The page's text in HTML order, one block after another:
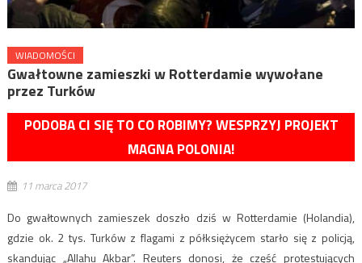
WIADOMOŚCI
Gwałtowne zamieszki w Rotterdamie wywołane
przez Turków
PODOBA CI SIĘ TO CO ROBIMY? WESPRZYJ PROJEKT
MAGNA POLONIA!
11 marca 2017
Do gwałtownych zamieszek doszło dziś w Rotterdamie (Holandia),
gdzie ok. 2 tys. Turków z flagami z półksiężycem starło się z policją,
skandując „Allahu Akbar”. Reuters donosi, że część protestujących